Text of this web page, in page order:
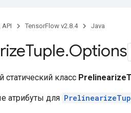
API TensorFlow v2.8.4 Java
Tuple.Options
класс
атрибуты для